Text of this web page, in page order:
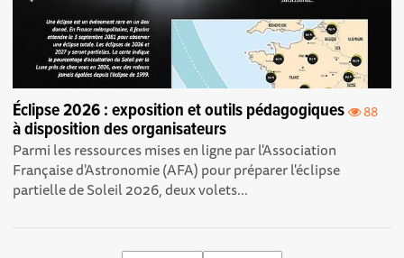
88
Éclipse 2026 : exposition et outils pédagogiques
à disposition des organisateurs
Parmi les ressources mises en ligne par l'Association
Française d'Astronomie (AFA) pour préparer l'éclipse
partielle de Soleil 2026, deux volets...